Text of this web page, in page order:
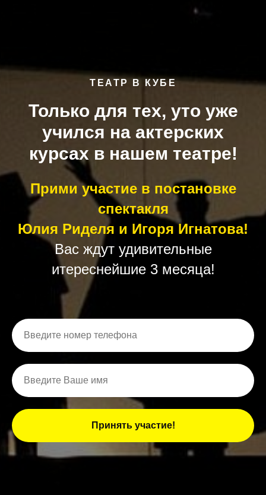
ТЕАТР В КУБЕ
Только для тех, уто уже
учился на актерских
курсах в нашем театре!
Прими участие в постановке
спектакля
Юлия Риделя и Игоря Игнатова!
Вас ждут удивительные
итереснейшие 3 месяца!
Принять участие!